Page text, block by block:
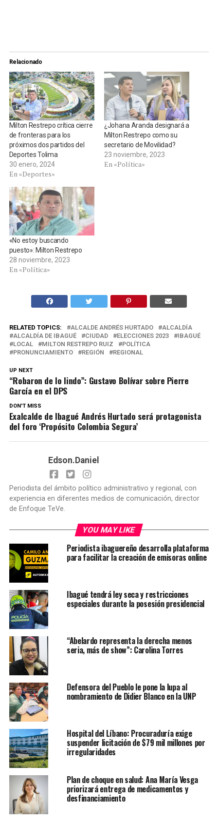
Relacionado
Milton Restrepo crítica cierre
de fronteras para los
próximos dos partidos del
Deportes Tolima
30 enero, 2024
En «Deportes»
¿Johana Aranda designará a
Milton Restrepo como su
secretario de Movilidad?
23 noviembre, 2023
En «Política»
«No estoy buscando
puesto»: Milton Restrepo
28 noviembre, 2023
En «Política»
RELATED TOPICS: ALCALDE ANDRÉS HURTADO
ALCALDÍA
ALCALDÍA DE IBAGUÉ
CIUDAD ELECCIONES 2023
IBAGUÉ
LOCAL
MILTON RESTREPO RUIZ
POLÍTICA
PRONUNCIAMIENTO
REGIÓN REGIONAL
UP NEXT
“Robaron de lo lindo”: Gustavo Bolívar sobre Pierre
García en el DPS
DON'T MISS
Exalcalde de Ibagué Andrés Hurtado será protagonista
del foro ‘Propósito Colombia Segura’
Edson.Daniel
Periodista del ámbito político administrativo y regional, con
experiencia en diferentes medios de comunicación, director
de Enfoque TeVe.
YOU MAY LIKE
Periodista ibaguereño desarrolla plataforma
para facilitar la creación de emisoras online
Ibagué tendrá ley seca y restricciones
especiales durante la posesión presidencial
“Abelardo representa la derecha menos
seria, más de show”: Carolina Torres
Defensora del Pueblo le pone la lupa al
nombramiento de Didier Blanco en la UNP
Hospital del Líbano: Procuraduría exige
suspender licitación de $79 mil millones por
irregularidades
Plan de choque en salud: Ana María Vesga
priorizará entrega de medicamentos y
desfinanciamiento